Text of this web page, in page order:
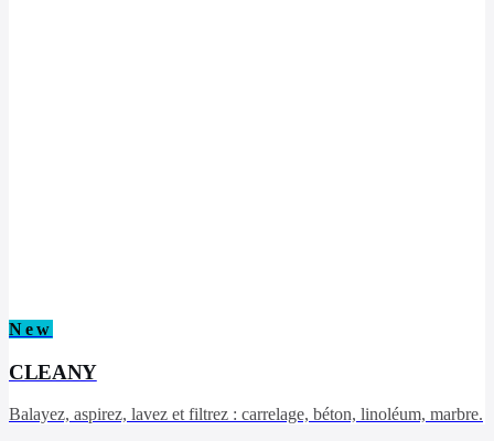
New
CLEANY
Balayez, aspirez, lavez et filtrez : carrelage, béton, linoléum, marbre.